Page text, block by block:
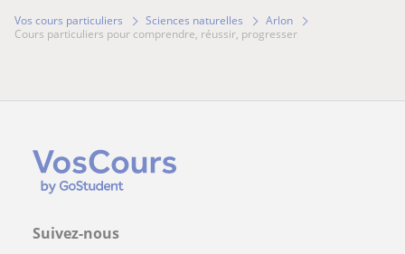
Vos cours particuliers Sciences naturelles
Arlon
cours particuliers pour comprendre, réussir, progresser
Suivez-nous